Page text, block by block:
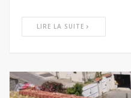
LIRE LA SUITE